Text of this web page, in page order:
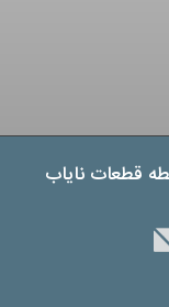
قطعات نایاب